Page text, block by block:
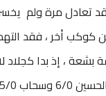
تعادل مرة ولم
كوكب أخر ، فقد
بشعة ، إذ بدا